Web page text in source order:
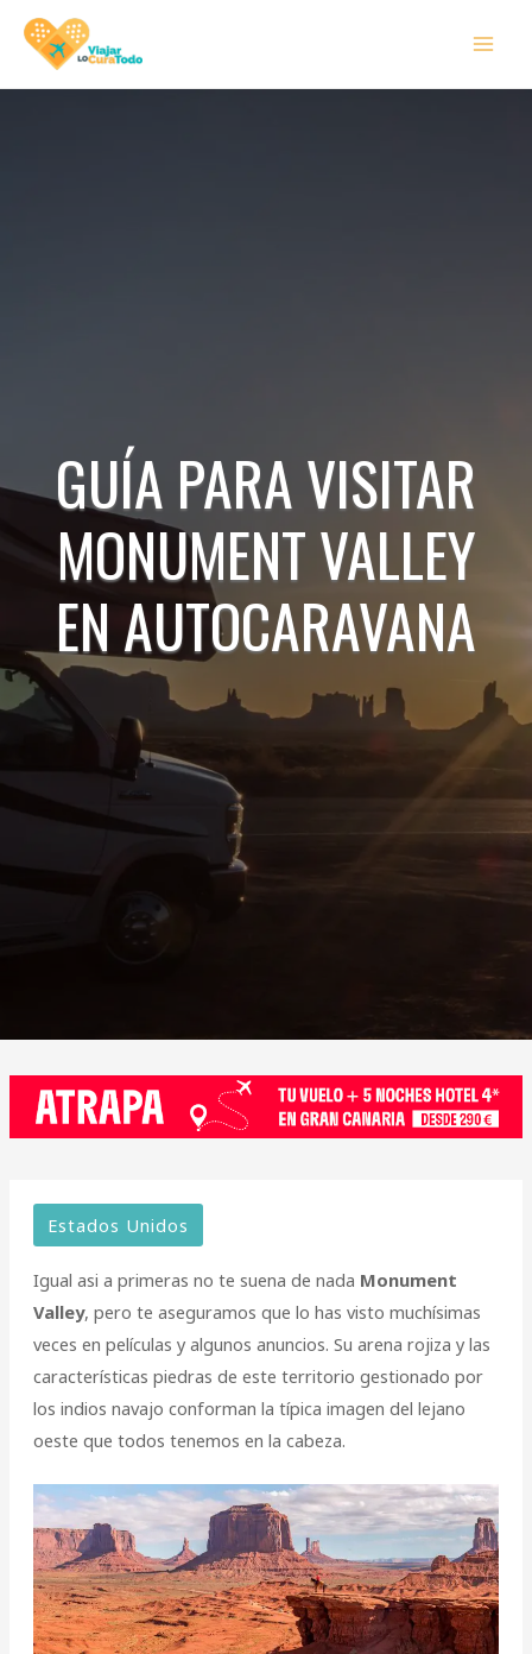
GUÍA PARA VISITAR
MONUMENT VALLEY
EN AUTOCARAVANA
Estados Unidos
Igual asi a primeras no te suena de nada Monument
Valley, pero te aseguramos que lo has visto muchísimas
veces en películas y algunos anuncios. Su arena rojiza y las
características piedras de este territorio gestionado por
los indios navajo conforman la típica imagen del lejano
oeste que todos tenemos en la cabeza.